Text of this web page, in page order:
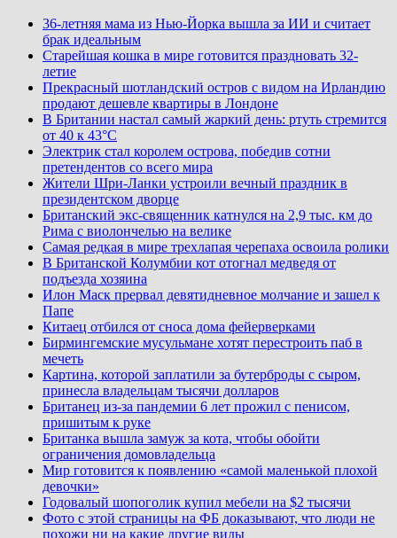
36-летняя мама из Нью-Йорка вышла за ИИ и считает
брак идеальным
Старейшая кошка в мире готовится праздновать 32-
летие
Прекрасный шотландский остров с видом на Ирландию
продают дешевле квартиры в Лондоне
В Британии настал самый жаркий день: ртуть стремится
от 40 к 43°C
Электрик стал королем острова, победив сотни
претендентов со всего мира
Жители Шри-Ланки устроили вечный праздник в
президентском дворце
Британский экс-священник катнулся на 2,9 тыс. км до
Рима с виолончелью на велике
Самая редкая в мире трехлапая черепаха освоила ролики
В Британской Колумбии кот отогнал медведя от
подъезда хозяина
Илон Маск прервал девятидневное молчание и зашел к
Папе
Китаец отбился от сноса дома фейерверками
Бирмингемские мусульмане хотят перестроить паб в
мечеть
Картина, которой заплатили за бутерброды с сыром,
принесла владельцам тысячи долларов
Британец из-за пандемии 6 лет прожил с пенисом,
пришитым к руке
Британка вышла замуж за кота, чтобы обойти
ограничения домовладельца
Мир готовится к появлению «самой маленькой плохой
девочки»
Годовалый шопоголик купил мебели на $2 тысячи
Фото с этой страницы на ФБ доказывают, что люди не
похожи ни на какие другие виды